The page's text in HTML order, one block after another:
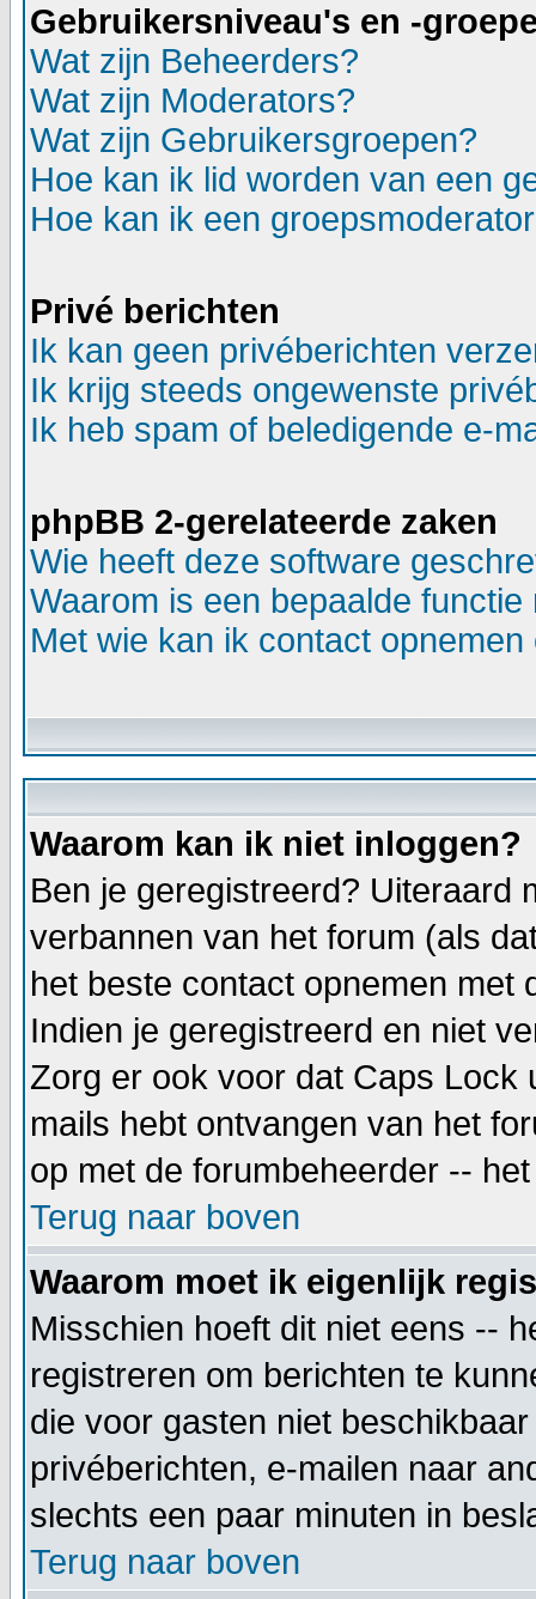
Gebruikersniveau's en -
Wat zijn Beheerders?
Wat zijn Moderators?
Wat zijn Gebruikersgroepen?
Hoe kan ik lid worden van een
Hoe kan ik een
Privé berichten
Ik kan geen privéberichten
Ik krijg steeds ongewenste
Ik heb spam of beledigende e-
phpBB 2-gerelateerde zaken
Wie heeft deze software
Waarom is een bepaalde
Met wie kan ik contact
Waarom kan ik niet inloggen?
Ben je geregistreerd? Uiteraard
verbannen van het forum (als
het beste contact opnemen met
Indien je geregistreerd en niet
Zorg er ook voor dat Caps Lock
mails hebt ontvangen van het
op met de forumbeheerder --
Terug naar boven
Waarom moet ik eigenlijk
Misschien hoeft dit niet eens --
registreren om berichten te
die voor gasten niet
privéberichten, e-mailen naar
slechts een paar minuten in
Terug naar boven